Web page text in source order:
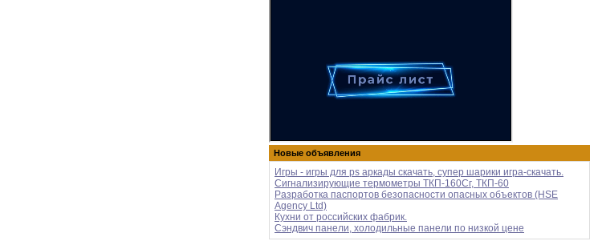
Новые объявления
Игры - игры для ps аркады скачать, супер шарики игра-скачать.
Сигнализирующие термометры ТКП-160Сг, ТКП-60
Разработка паспортов безопасности опасных объектов (HSE
Agency Ltd)
Кухни от российских фабрик.
Сэндвич панели, холодильные панели по низкой цене